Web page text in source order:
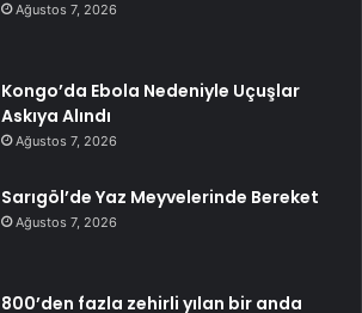
Ağustos 7, 2026
Kongo’da Ebola Nedeniyle Uçuşlar
Askıya Alındı
Ağustos 7, 2026
Sarıgöl’de Yaz Meyvelerinde Bereket
Ağustos 7, 2026
800’den fazla zehirli yılan bir anda